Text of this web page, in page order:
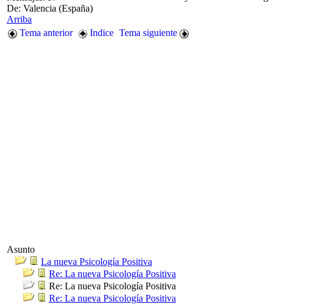
De: Valencia (España)
Arriba
Tema anterior
Indice Tema siguiente
Asunto
La nueva Psicología Positiva
Re: La nueva Psicología Positiva
Re: La nueva Psicología Positiva
Re: La nueva Psicología Positiva